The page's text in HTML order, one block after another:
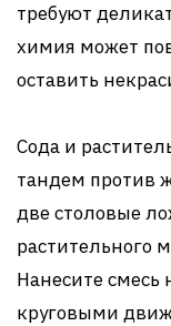
требуют
химия может
оставить
Сода и
тандем против
две столовые
растительного
Нанесите смесь
круговыми